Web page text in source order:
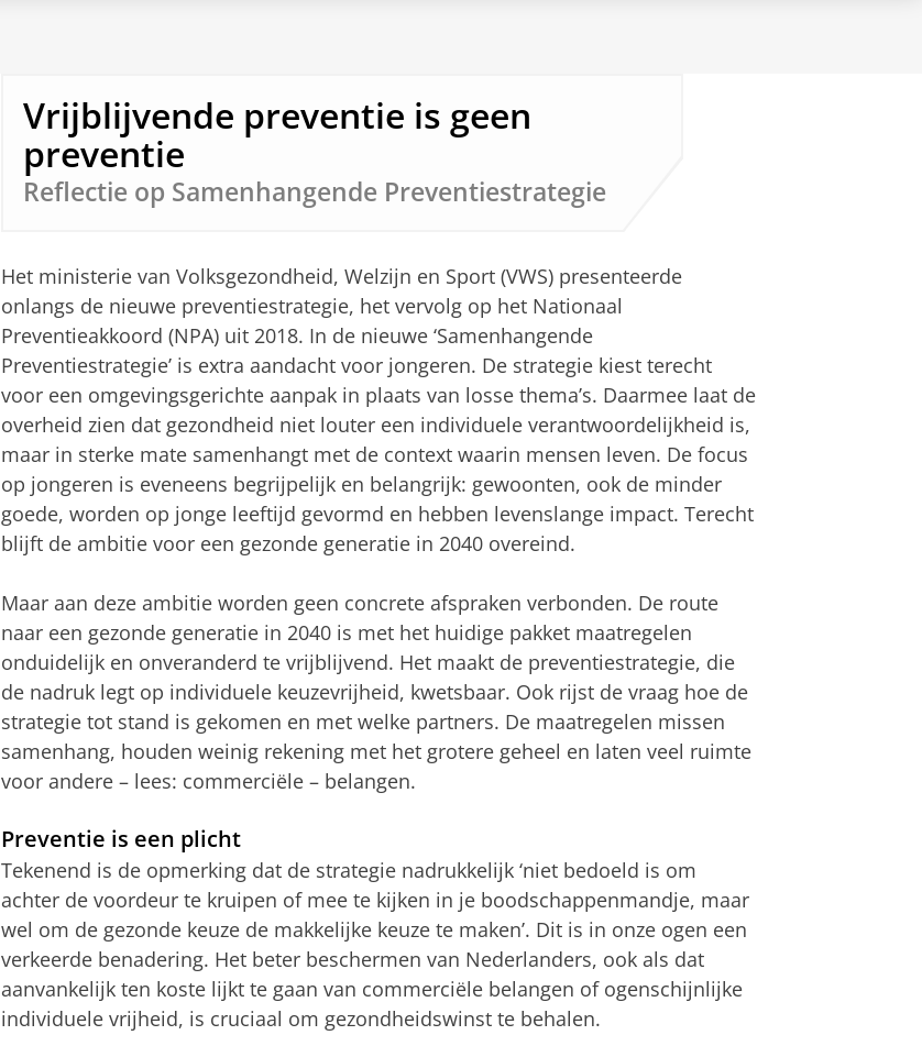
Vrijblijvende preventie is geen
preventie
Reflectie op Samenhangende Preventiestrategie
Het ministerie van Volksgezondheid, Welzijn en Sport (VWS) presenteerde
onlangs de nieuwe preventiestrategie, het vervolg op het Nationaal
Preventieakkoord (NPA) uit 2018. In de nieuwe ‘Samenhangende
Preventiestrategie’ is extra aandacht voor jongeren. De strategie kiest terecht
voor een omgevingsgerichte aanpak in plaats van losse thema’s. Daarmee laat de
overheid zien dat gezondheid niet louter een individuele verantwoordelijkheid is,
maar in sterke mate samenhangt met de context waarin mensen leven. De focus
op jongeren is eveneens begrijpelijk en belangrijk: gewoonten, ook de minder
goede, worden op jonge leeftijd gevormd en hebben levenslange impact. Terecht
blijft de ambitie voor een gezonde generatie in 2040 overeind.
Maar aan deze ambitie worden geen concrete afspraken verbonden. De route
naar een gezonde generatie in 2040 is met het huidige pakket maatregelen
onduidelijk en onveranderd te vrijblijvend. Het maakt de preventiestrategie, die
de nadruk legt op individuele keuzevrijheid, kwetsbaar. Ook rijst de vraag hoe de
strategie tot stand is gekomen en met welke partners. De maatregelen missen
samenhang, houden weinig rekening met het grotere geheel en laten veel ruimte
voor andere – lees: commerciële – belangen.
Preventie is een plicht
Tekenend is de opmerking dat de strategie nadrukkelijk ‘niet bedoeld is om
achter de voordeur te kruipen of mee te kijken in je boodschappenmandje, maar
wel om de gezonde keuze de makkelijke keuze te maken’. Dit is in onze ogen een
verkeerde benadering. Het beter beschermen van Nederlanders, ook als dat
aanvankelijk ten koste lijkt te gaan van commerciële belangen of ogenschijnlijke
individuele vrijheid, is cruciaal om gezondheidswinst te behalen.